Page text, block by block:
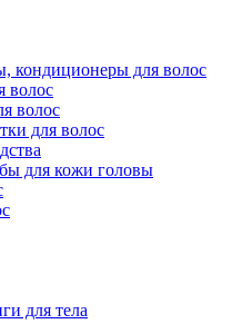
кондиционеры для волос
волос
волос
для волос
для кожи головы
для тела